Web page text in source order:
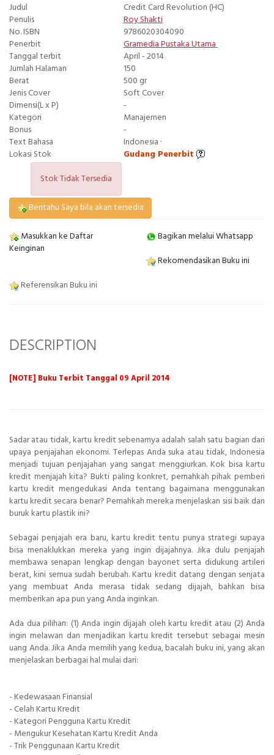
Judul
Credit Card Revolution (HC)
Penulis
Roy Shakti
No. ISBN
9786020304090
Penerbit
Gramedia Pustaka Utama
Tanggal terbit
April - 2014
Jumlah Halaman
150
Berat
500 gr
Jenis Cover
Soft Cover
Dimensi(L x P)
-
Kategori
Manajemen
Bonus
-
Text Bahasa
Indonesia ·
Lokasi Stok
Gudang Penerbit
Stok Tidak Tersedia
Beritahu Saya bila akan tersedia
Masukkan ke Daftar
Keinginan
Bagikan melalui Whatsapp
Rekomendasikan Buku ini
Referensikan Buku ini
DESCRIPTION
[NOTE] Buku Terbit Tanggal 09 April 2014
Sadar atau tidak, kartu kredit sebenarnya adalah salah satu bagian dari
upaya penjajahan ekonomi. Terlepas Anda suka atau tidak, Indonesia
menjadi tujuan penjajahan yang sangat menggiurkan. Kok bisa kartu
kredit menjajah kita? Bukti paling konkret, pernahkah pihak pemberi
kartu kredit mengedukasi Anda tentang bagaimana menggunakan
kartu kredit secara benar? Pernahkah mereka menjelaskan sisi baik dan
buruk kartu plastik ini?
Sebagai penjajah era baru, kartu kredit tentu punya strategi supaya
bisa menaklukkan mereka yang ingin dijajahnya. Jika dulu penjajah
membawa senapan lengkap dengan bayonet serta didukung artileri
berat, kini semua sudah berubah. Kartu kredit datang dengan senjata
yang membuat Anda merasa tidak sedang dijajah, bahkan bisa
memberikan apa pun yang Anda inginkan.
Ada dua pilihan: (1) Anda ingin dijajah oleh kartu kredit atau (2) Anda
ingin melawan dan menjadikan kartu kredit tersebut sebagai mesin
uang Anda. Jika Anda memilih yang kedua, bacalah buku ini, yang akan
menjelaskan berbagai hal mulai dari:
- Kedewasaan Finansial
- Celah Kartu Kredit
- Kategori Pengguna Kartu Kredit
- Mengukur Kesehatan Kartu Kredit Anda
- Trik Penggunaan Kartu Kredit